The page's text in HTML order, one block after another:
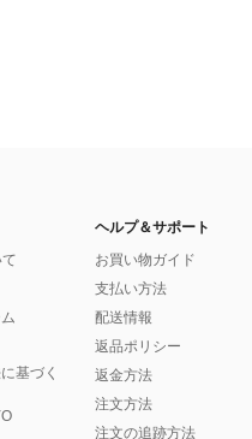
基づく
ヘルプ＆サポート
お買い物ガイド
支払い方法
配送情報
返品ポリシー
返金方法
注文方法
注文の追跡方法